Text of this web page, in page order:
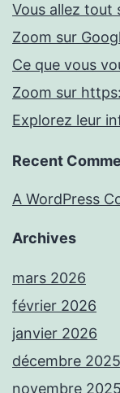
Vous allez tout
Zoom sur
Ce que vous
Zoom sur
Explorez leur
Recent
A WordPress
Archives
mars 2026
février 2026
janvier 2026
décembre 2025
novembre 2025